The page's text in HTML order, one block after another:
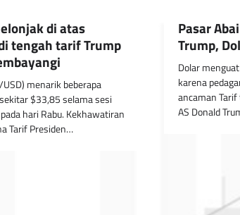
di atas
tengah tarif Trump
USD) menarik beberapa
$33,85 selama sesi
hari Rabu. Kekhawatiran
Tarif Presiden…
Pasar
Trump,
Dolar
karena
ancaman
AS Donald